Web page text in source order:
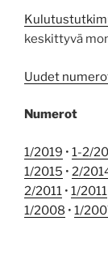
keskittyvä
Uudet
Numerot
1/2019 • 1-2/
1/2015 • 2/
2/2011 • 1/2011
1/2008 • 1/